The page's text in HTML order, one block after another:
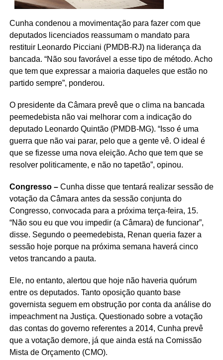
Cunha condenou a movimentação para fazer com que
deputados licenciados reassumam o mandato para
restituir Leonardo Picciani (PMDB-RJ) na liderança da
bancada. “Não sou favorável a esse tipo de método. Acho
que tem que expressar a maioria daqueles que estão no
partido sempre”, ponderou.
O presidente da Câmara prevê que o clima na bancada
peemedebista não vai melhorar com a indicação do
deputado Leonardo Quintão (PMDB-MG). “Isso é uma
guerra que não vai parar, pelo que a gente vê. O ideal é
que se fizesse uma nova eleição. Acho que tem que se
resolver politicamente, e não no tapetão”, opinou.
Congresso – Cunha disse que tentará realizar sessão de
votação da Câmara antes da sessão conjunta do
Congresso, convocada para a próxima terça-feira, 15.
“Não sou eu que vou impedir (a Câmara) de funcionar”,
disse. Segundo o peemedebista, Renan queria fazer a
sessão hoje porque na próxima semana haverá cinco
vetos trancando a pauta.
Ele, no entanto, alertou que hoje não haveria quórum
entre os deputados. Tanto oposição quanto base
governista seguem em obstrução por conta da análise do
impeachment na Justiça. Questionado sobre a votação
das contas do governo referentes a 2014, Cunha prevê
que a votação demore, já que ainda está na Comissão
Mista de Orçamento (CMO).